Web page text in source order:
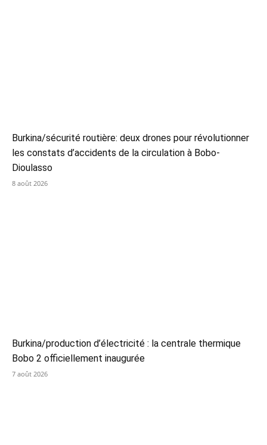
Burkina/sécurité routière: deux drones pour révolutionner
les constats d’accidents de la circulation à Bobo-
Dioulasso
8 août 2026
Burkina/production d’électricité : la centrale thermique
Bobo 2 officiellement inaugurée
7 août 2026